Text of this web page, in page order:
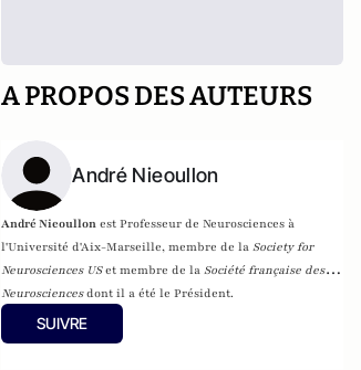
A PROPOS DES AUTEURS
André Nieoullon
André Nieoullon est Professeur de Neurosciences à
l'Université d'Aix-Marseille,membre de laSociety for
Neurosciences USet membre de laSociété française des
Neurosciencesdont il a été le Président.
SUIVRE